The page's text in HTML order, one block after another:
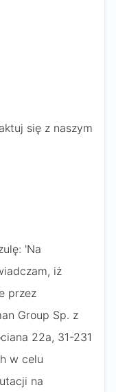
się z naszym
'Na
iż
przez
Group Sp. z
22a, 31-231
w celu
na